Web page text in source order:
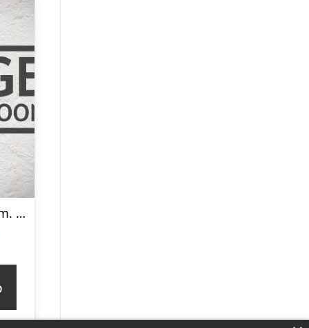
Cafestol Isabell m. Armlæn brun